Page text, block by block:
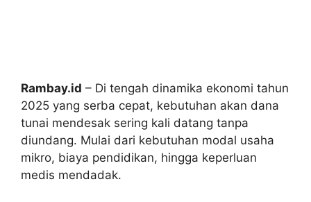
Rambay.id – Di tengah dinamika ekonomi tahun
2025 yang serba cepat, kebutuhan akan dana
tunai mendesak sering kali datang tanpa
diundang. Mulai dari kebutuhan modal usaha
mikro, biaya pendidikan, hingga keperluan
medis mendadak.